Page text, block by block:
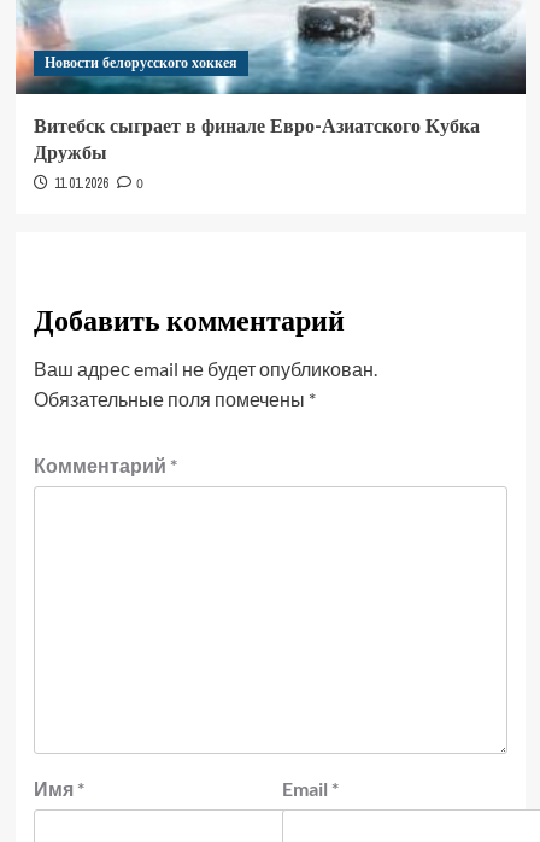
Новости белорусского хоккея
Витебск сыграет в финале Евро-Азиатского Кубка
Дружбы
11.01.2026 0
Добавить комментарий
Ваш адрес email не будет опубликован.
Обязательные поля помечены *
Комментарий *
Имя * Email *